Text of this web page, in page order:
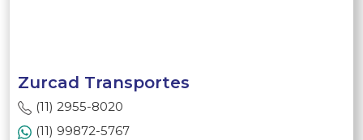
Zurcad Transportes
(11) 2955-8020
(11) 99872-5767